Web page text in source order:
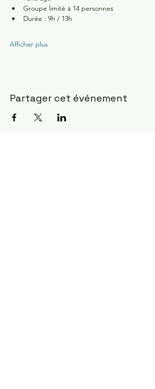
Groupe limité à 14 personnes
Durée : 9h / 13h
Afficher plus
Partager cet événement